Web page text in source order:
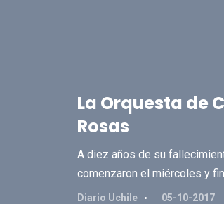
La Orquesta de
Rosas
A diez años de su
comenzaron el miércoles y
Diario Uchile 05-10-2017